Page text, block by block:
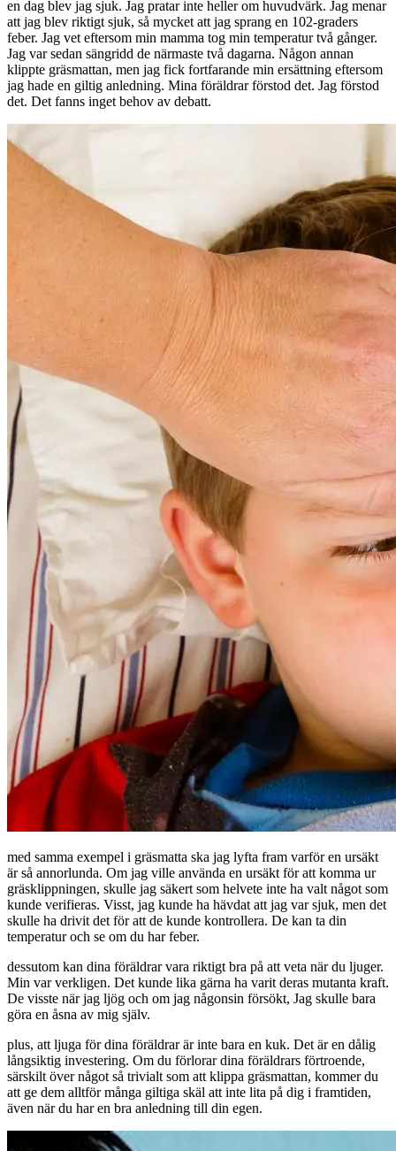
en dag blev jag sjuk. Jag pratar inte heller om huvudvärk. Jag menar
att jag blev riktigt sjuk, så mycket att jag sprang en 102-graders
feber. Jag vet eftersom min mamma tog min temperatur två gånger.
Jag var sedan sängridd de närmaste två dagarna. Någon annan
klippte gräsmattan, men jag fick fortfarande min ersättning eftersom
jag hade en giltig anledning. Mina föräldrar förstod det. Jag förstod
det. Det fanns inget behov av debatt.
med samma exempel i gräsmatta ska jag lyfta fram varför en ursäkt
är så annorlunda. Om jag ville använda en ursäkt för att komma ur
gräsklippningen, skulle jag säkert som helvete inte ha valt något som
kunde verifieras. Visst, jag kunde ha hävdat att jag var sjuk, men det
skulle ha drivit det för att de kunde kontrollera. De kan ta din
temperatur och se om du har feber.
dessutom kan dina föräldrar vara riktigt bra på att veta när du ljuger.
Min var verkligen. Det kunde lika gärna ha varit deras mutanta kraft.
De visste när jag ljög och om jag någonsin försökt, Jag skulle bara
göra en åsna av mig själv.
plus, att ljuga för dina föräldrar är inte bara en kuk. Det är en dålig
långsiktig investering. Om du förlorar dina föräldrars förtroende,
särskilt över något så trivialt som att klippa gräsmattan, kommer du
att ge dem alltför många giltiga skäl att inte lita på dig i framtiden,
även när du har en bra anledning till din egen.